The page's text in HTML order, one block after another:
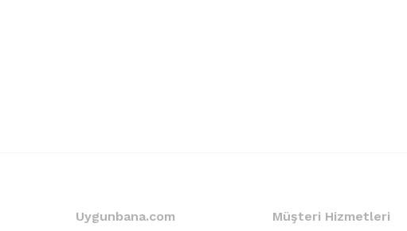
Uygunbana.com Müşteri Hizmetleri